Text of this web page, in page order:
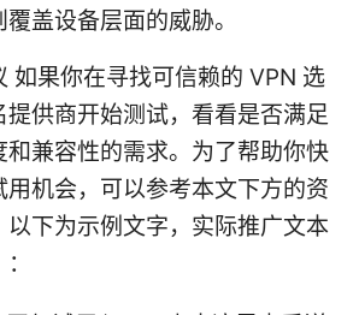
盖设备层面的威胁。
如果你在寻找可信赖的 VPN 选
供商开始测试，看看是否满足
和兼容性的需求。为了帮助你快
用机会，可以参考本文下方的资
以下为示例文字，实际推广文本